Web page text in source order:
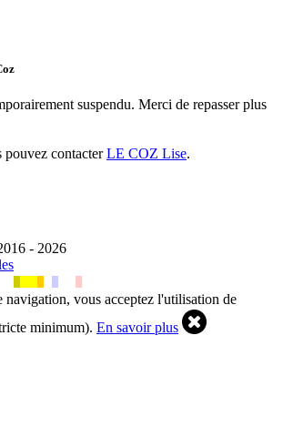
suspendu. Merci de repasser plus
pouvez contacterLE COZ Lise.
- 2026
navigation, vous acceptez l'utilisation de
minimum). En savoir plus